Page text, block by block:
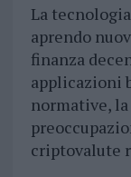
La
aprendo
finanza
applicazioni
normative,
criptovalute